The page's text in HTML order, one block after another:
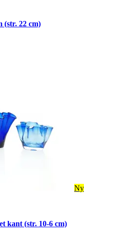
(str. 22 cm)
Ny
kant (str. 10-6 cm)